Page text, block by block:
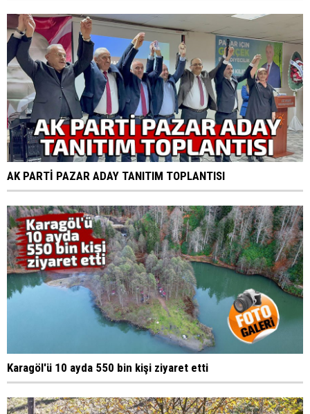
AK PARTİ PAZAR ADAY TANITIM TOPLANTISI
Karagöl'ü 10 ayda 550 bin kişi ziyaret etti